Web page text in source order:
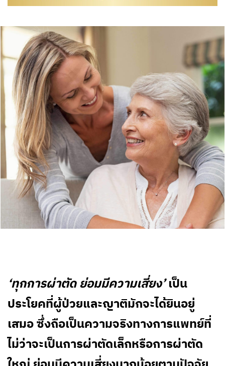
‘ทุกการผ่าตัด ย่อมมีความเสี่ยง’เป็น
ประโยคที่ผู้ป่วยและญาติมักจะได้ยินอยู่
เสมอ ซึ่งถือเป็นความจริงทางการแพทย์ที่
ไม่ว่าจะเป็นการผ่าตัดเล็กหรือการผ่าตัด